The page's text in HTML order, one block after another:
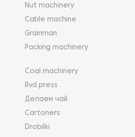
Nut machinery
Cable machine
Grainman
Packing machinery
Coal machinery
Rvd press
Делаем чай
Cartoners
Drobilki